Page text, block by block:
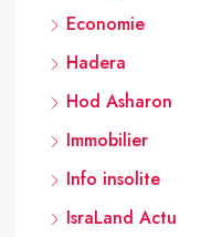
Economie
Hadera
Hod Asharon
Immobilier
Info insolite
IsraLand Actu